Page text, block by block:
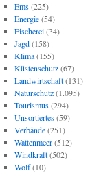
Ems(225)
Energie(54)
Fischerei(34)
Jagd(158)
Klima(155)
Küstenschutz(67)
Landwirtschaft(131)
Naturschutz(1.095)
Tourismus(294)
Unsortiertes(59)
Verbände(251)
Wattenmeer(512)
Windkraft(502)
Wolf(10)